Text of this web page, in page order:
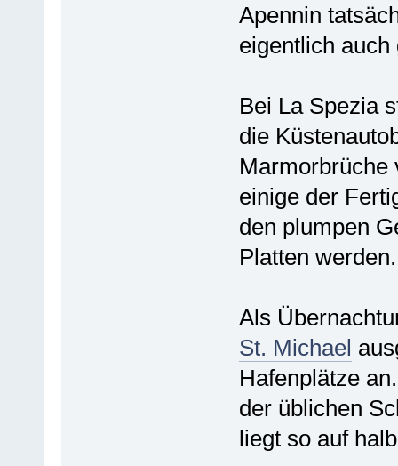
Apennin
eigentlich
Bei La Spezia
die
Marmorbrüche
einige der
den plumpen
Platten werden.
Als
St. Michael
Hafenplätze
der üblichen
liegt so auf